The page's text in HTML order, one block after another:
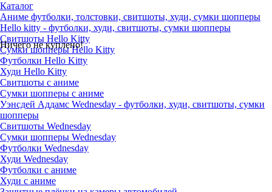
Ничего не куплено!
Каталог
Аниме футболки, толстовки, свитшоты, худи, сумки шопперы
Hello kitty - футболки, худи, свитшоты, сумки шопперы
Свитшоты Hello Kitty
Сумки шопперы Hello Kitty
Футболки Hello Kitty
Худи Hello Kitty
Свитшоты с аниме
Сумки шопперы с аниме
Уэнсдей Аддамс Wednesday - футболки, худи, свитшоты, сумки
шопперы
Свитшоты Wednesday
Сумки шопперы Wednesday
Футболки Wednesday
Худи Wednesday
Футболки с аниме
Худи с аниме